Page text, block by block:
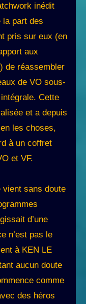
inédit
la part des
pris sur eux (en
aux
de réassembler
de VO sous-
Cette
et a depuis
les choses,
à un coffret
et VF.
vient sans doute
d’une
n’est pas le
à KEN LE
aucun doute
comme
des héros